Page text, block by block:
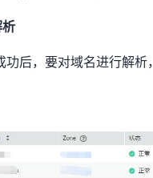
功后，要对域名进行解